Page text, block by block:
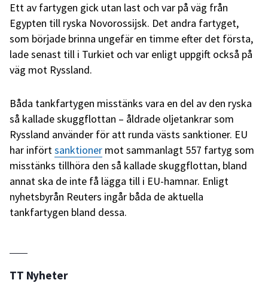
Ett av fartygen gick utan last och var på väg från
Egypten till ryska Novorossijsk. Det andra fartyget,
som började brinna ungefär en timme efter det första,
lade senast till i Turkiet och var enligt uppgift också på
väg mot Ryssland.
Båda tankfartygen misstänks vara en del av den ryska
så kallade skuggflottan – åldrade oljetankrar som
Ryssland använder för att runda västs sanktioner. EU
har införtsanktioner mot sammanlagt 557 fartyg som
misstänks tillhöra den så kallade skuggflottan, bland
annat ska de inte få lägga till i EU-hamnar. Enligt
nyhetsbyrån Reuters ingår båda de aktuella
tankfartygen bland dessa.
TT Nyheter